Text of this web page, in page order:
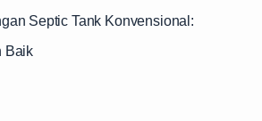
Septic Tank Konvensional:
Baik